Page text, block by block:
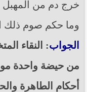
خرج دم من المهبل
وما حكم صوم ذلك
الجواب: النقاء
من حيضة واحدة
أحكام الطاهرة